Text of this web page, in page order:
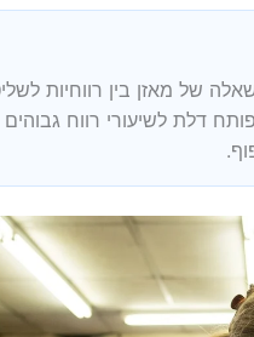
של מאזן בין רווחיות
דלת לשיעורי רווח